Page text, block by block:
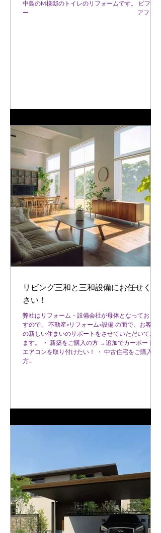
中島のM様邸のトイレのリフォームです。 ビフォ
ー アフター
リビング三和と三和設備にお任せくだ
さい！
弊社はリフォーム・設備会社が母体となっておりま
すので、 不動産×リフォーム×設備 の面で、お客様
の新しい住まいのサポートをさせていただいており
ます。 ・ 新築をご購入の方 →追加でカーポートや
エアコンを取り付けたい！ ・ 中古住宅をご購入の
方...